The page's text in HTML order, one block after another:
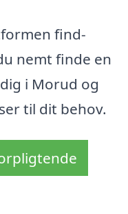
find-
nemt finde en
i Morud og
til dit behov.